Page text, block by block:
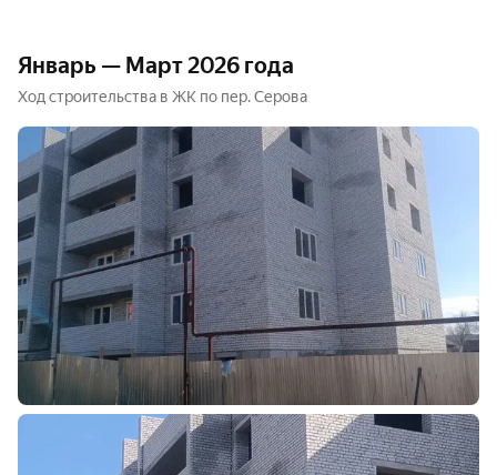
Январь — Март 2026 года
Ход строительства в ЖК по пер. Серова